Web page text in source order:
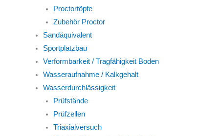
Proctortöpfe
Zubehör Proctor
Sandäquivalent
Sportplatzbau
Verformbarkeit / Tragfähigkeit Boden
Wasseraufnahme / Kalkgehalt
Wasserdurchlässigkeit
Prüfstände
Prüfzellen
Triaxialversuch